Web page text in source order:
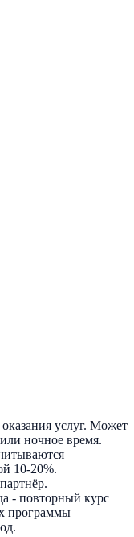
услуг. Может
ночное время.
10-20%.
- повторный курс
программы